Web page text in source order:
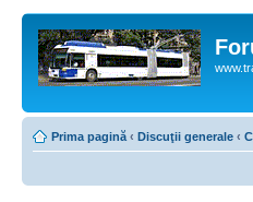
Prima pagină ‹ Discuţii generale ‹